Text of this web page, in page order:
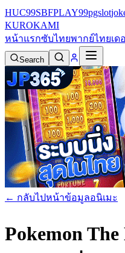
HUC99SBFPLAY99pgslot
KUROKAMI
หน้าแรกซับไทยพากย์ไทยเด
Search
← กลับไปหน้าข้อมูลอนิเมะ
Pokemon